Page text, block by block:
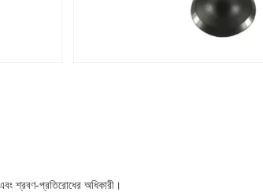
শ্রবণ-প্রতিরোধের অধিকারী।